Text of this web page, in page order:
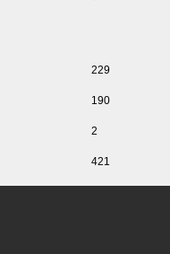
229
190
2
421